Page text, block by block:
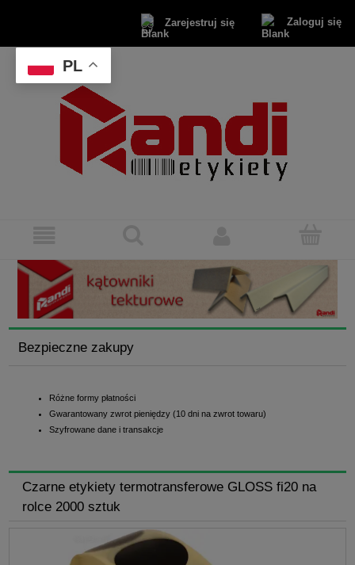
Zarejestruj się Zaloguj się
Bezpieczne zakupy
Różne formy płatności
Gwarantowany zwrot pieniędzy (10 dni na zwrot towaru)
Szyfrowane dane i transakcje
Czarne etykiety termotransferowe GLOSS fi20 na
rolce 2000 sztuk
PL